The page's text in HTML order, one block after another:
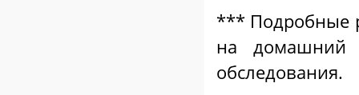
*** Подробные
на домашний
обследования.